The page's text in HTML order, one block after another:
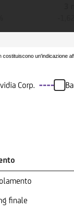
un'indicazione
Corp.
finale